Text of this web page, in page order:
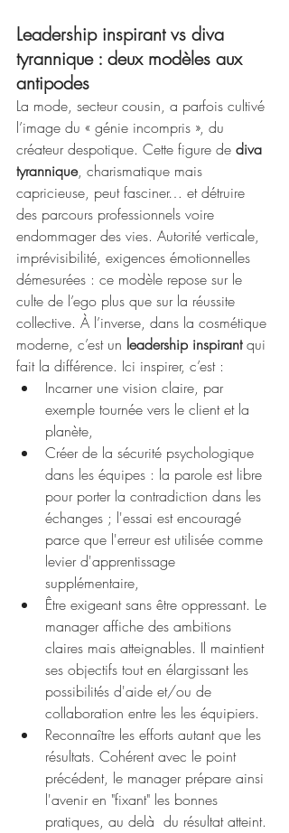
Leadership inspirant vs diva
tyrannique : deux modèles aux
antipodes
La mode, secteur cousin, a parfois cultivé
l’image du « génie incompris », du
créateur despotique. Cette figure de diva
tyrannique, charismatique mais
capricieuse, peut fasciner… et détruire
des parcours professionnels voire
endommager des vies. Autorité verticale,
imprévisibilité, exigences émotionnelles
démesurées : ce modèle repose sur le
culte de l’ego plus que sur la réussite
collective. À l’inverse, dans la cosmétique
moderne, c’est un leadership inspirant qui
fait la différence. Ici inspirer, c’est :
Incarner une vision claire, par
exemple tournée vers le client et la
planète,
Créer de la sécurité psychologique
dans les équipes : la parole est libre
pour porter la contradiction dans les
échanges ; l'essai est encouragé
parce que l'erreur est utilisée comme
levier d'apprentissage
supplémentaire,
Être exigeant sans être oppressant. Le
manager affiche des ambitions
claires mais atteignables. Il maintient
ses objectifs tout en élargissant les
possibilités d'aide et/ou de
collaboration entre les les équipiers.
Reconnaître les efforts autant que les
résultats. Cohérent avec le point
précédent, le manager prépare ainsi
l'avenir en "fixant" les bonnes
pratiques, au delà  du résultat atteint.